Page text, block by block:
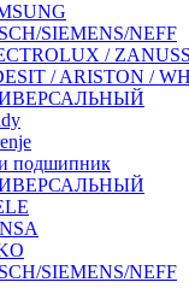
SIEMENS/NEFF
/
/ ARISTON /
подшипник
SIEMENS/NEFF